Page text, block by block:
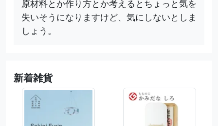
原材料とか作り方とか考えるとちょっと気を
失いそうになりますけど、気にしないとしま
しょう。
新着雑貨